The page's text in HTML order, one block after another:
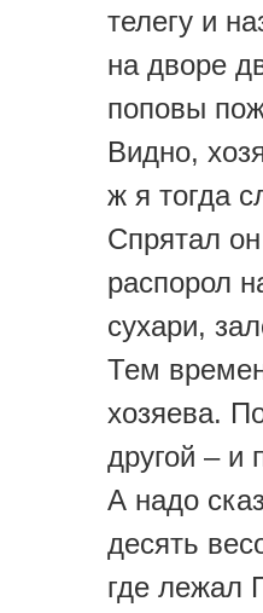
телегу и
на дворе
поповы
Видно,
ж я тогда
Спрятал
распорол
сухари,
Тем
хозяева.
другой – и
А надо
десять
где лежал